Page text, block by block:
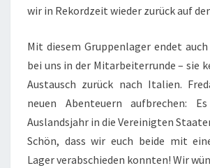
wir in Rekordzeit wieder zurück auf
Mit diesem Gruppenlager endet
bei uns in der Mitarbeiterrunde – sie
Austausch zurück nach Italien.
neuen Abenteuern aufbrechen:
Auslandsjahr in die Vereinigten
Schön, dass wir euch beide mit
Lager verabschieden konnten! Wir